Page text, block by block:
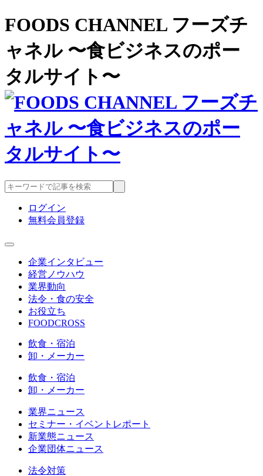
FOODS CHANNEL フーズチ
ャネル 〜食ビジネスのポー
タルサイト〜
ログイン
無料会員登録
企業インタビュー
経営ノウハウ
業界動向
法令・食の安全
お役立ち
FOODCROSS
飲食・宿泊
卸・メーカー
飲食・宿泊
卸・メーカー
業界ニュース
セミナー・イベントレポート
新業態ニュース
企業団体ニュース
法令対策